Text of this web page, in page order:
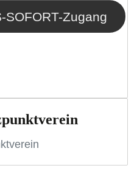
SOFORT-Zugang